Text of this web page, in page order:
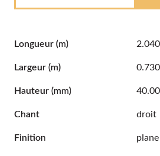
Longueur (m) 2.040
Largeur (m) 0.730
Hauteur (mm)
Chant droit
Finition